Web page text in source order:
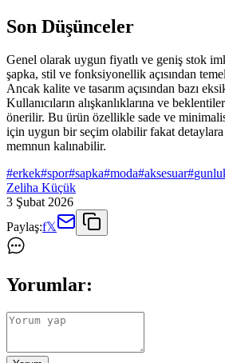
Son Düşünceler
Genel olarak uygun fiyatlı ve geniş stok
şapka, stil ve fonksiyonellik açısından
Ancak kalite ve tasarım açısından bazı
Kullanıcıların alışkanlıklarına ve
önerilir. Bu ürün özellikle sade ve
için uygun bir seçim olabilir fakat
memnun kalınabilir.
#erkek#spor#sapka#moda#aksesuar#
Zeliha Küçük
3 Şubat 2026
Paylaş:f𝕏
Yorumlar: